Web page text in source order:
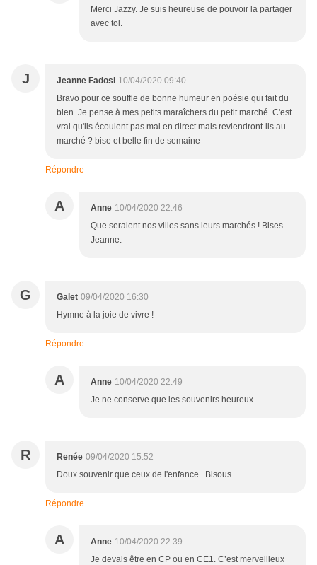
Merci Jazzy. Je suis heureuse de pouvoir la partager
avec toi.
J Jeanne Fadosi 10/04/2020 09:40
Bravo pour ce souffle de bonne humeur en poésie qui fait du
bien. Je pense à mes petits maraîchers du petit marché. C'est
vrai qu'ils écoulent pas mal en direct mais reviendront-ils au
marché ? bise et belle fin de semaine
Répondre
A Anne 10/04/2020 22:46
Que seraient nos villes sans leurs marchés ! Bises
Jeanne.
G Galet 09/04/2020 16:30
Hymne à la joie de vivre !
Répondre
A Anne 10/04/2020 22:49
Je ne conserve que les souvenirs heureux.
R Renée 09/04/2020 15:52
Doux souvenir que ceux de l'enfance...Bisous
Répondre
A Anne 10/04/2020 22:39
Je devais être en CP ou en CE1. C’est merveilleux